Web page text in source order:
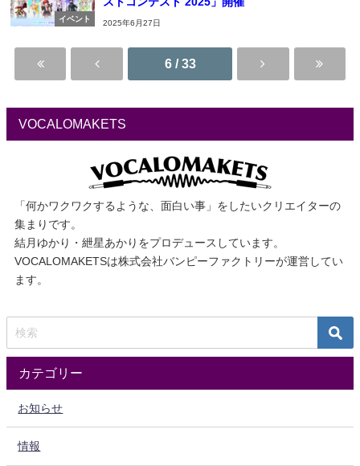
イベント
2025年6月27日
6 / 33
VOCALOMAKETS
「何かワクワクするような、面白い事」をしたいクリエイターの
集まりです。
結月ゆかり・紲星あかりをプロデュースしています。
VOCALOMAKETSは株式会社バンピーファクトリーが運営してい
ます。
カテゴリー
お知らせ
情報